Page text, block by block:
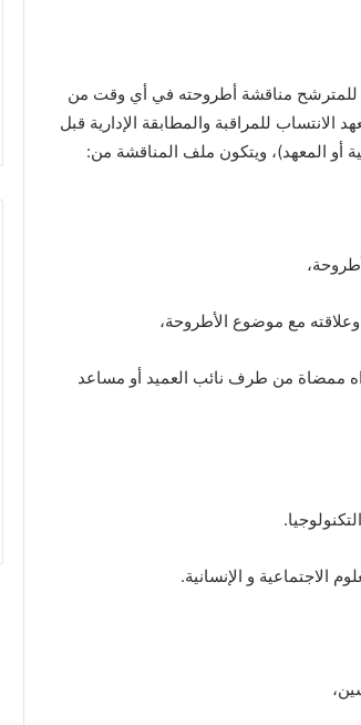
أربع (04) تسجيلات كاملة (يمكن للمترشح مناقشة أطروحته في أي وقت من
للمراقبة والمطابقة الإدارية قبل
أو المعهد)، ويتكون ملف المناقشة من:
في الدكتوراه ممضاة من طرف نائب العميد أو مساعد
الاجتماعية و الإنسانية.
الدورة
لِلّجْنَة